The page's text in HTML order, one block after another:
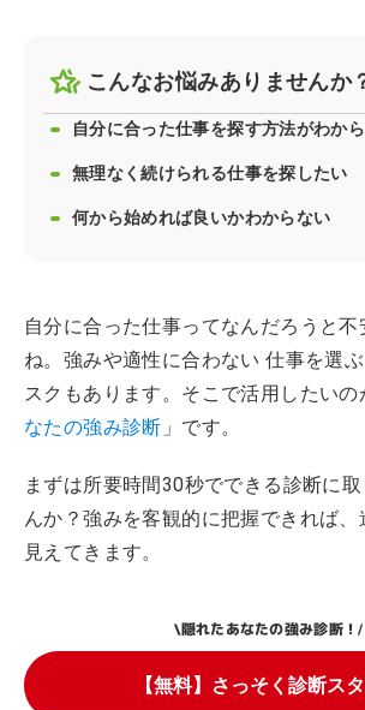
こんなお悩みありませんか
自分に合った仕事を探す方法がわか
無理なく続けられる仕事を探したい
何から始めれば良いかわからない
自分に合った仕事ってなんだろうと不
ね。強みや適性に合わない 仕事を選
スクもあります。そこで活用したいの
なたの強み診断 」です。
まずは所要時間30秒でできる診断に
んか？強みを客観的に把握できれば、
見えてきます。
\隠れたあなたの強み診断！/
【無料】さっそく診断ス